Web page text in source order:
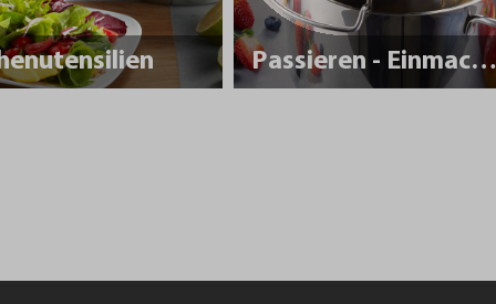
Passieren - Einmachen